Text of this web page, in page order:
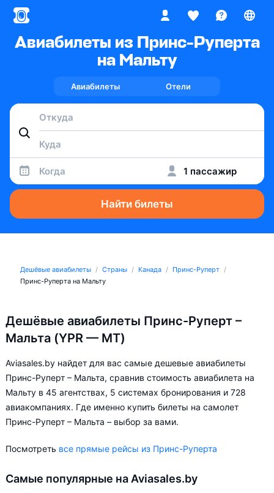
Авиабилеты из Принс-Руперта
на Мальту
Авиабилеты Отели
Когда 1 пассажир
Найти билеты
Дешёвые авиабилеты Страны Канада
Принс-Руперт
Принс-Руперта на Мальту
Дешёвые авиабилеты Принс-Руперт –
Мальта (YPR — MT)
Aviasales.by найдет для вас самые дешевые авиабилеты
Принс-Руперт – Мальта, сравнив стоимость авиабилета на
Мальту в 45 агентствах, 5 системах бронирования и 728
авиакомпаниях. Где именно купить билеты на самолет
Принс-Руперт – Мальта – выбор за вами.
Посмотреть все прямые рейсы из Принс-Руперта
Самые популярные на Aviasales.by